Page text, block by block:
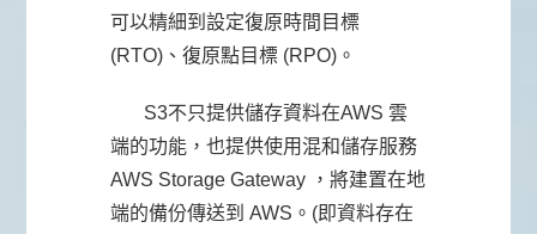
可以精細到設定復原時間目標
(RTO)、復原點目標 (RPO)。
S3不只提供儲存資料在AWS 雲
端的功能，也提供使用混和儲存服務
AWS Storage Gateway ，將建置在地
端的備份傳送到 AWS。(即資料存在